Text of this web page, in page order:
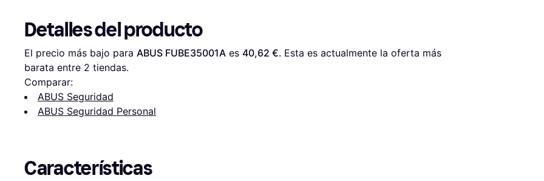
Detalles del producto
El precio más bajo para ABUS FUBE35001A es 40,62 €. Esta es actualmente la oferta más
barata entre 2 tiendas.
Comparar:
ABUS Seguridad
ABUS Seguridad Personal
Características